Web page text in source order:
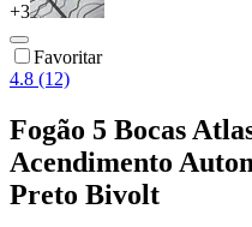
+3
Favoritar
4.8 (12)
Fogão 5 Bocas
Acendimento
Preto Bivolt